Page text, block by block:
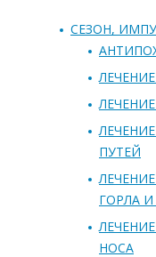
СЕЗОН,
ПУТЕЙ
ГОРЛА
НОСА